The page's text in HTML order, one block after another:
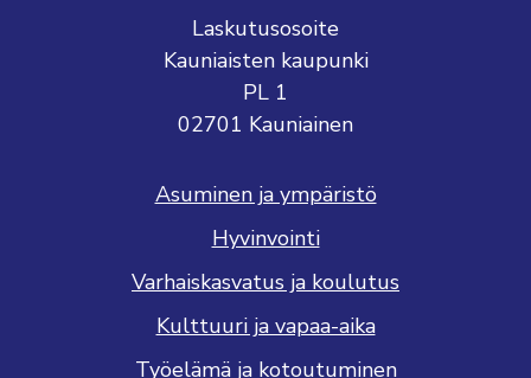
Laskutusosoite
Kauniaisten kaupunki
PL 1
02701 Kauniainen
Asuminen ja ympäristö
Hyvinvointi
Varhaiskasvatus ja koulutus
Kulttuuri ja vapaa-aika
Työelämä ja kotoutuminen